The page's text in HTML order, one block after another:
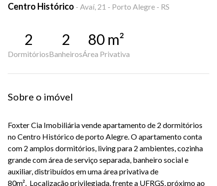
Centro Histórico - Avaí, 21 - Porto Alegre - RS
2
Dormitórios
2
Banheiros
80 m²
Área Privativa
Sobre o imóvel
Foxter Cia Imobiliária vende apartamento de 2 dormitórios
no Centro Histórico de porto Alegre. O apartamento conta
com 2 amplos dormitórios, living para 2 ambientes, cozinha
grande com área de serviço separada, banheiro social e
auxiliar, distribuídos em uma área privativa de
80m². Localização privilegiada, frente a UFRGS, próximo ao